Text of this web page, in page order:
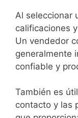
Al seleccionar
calificaciones
Un vendedor
generalmente
confiable y
También es
contacto y las